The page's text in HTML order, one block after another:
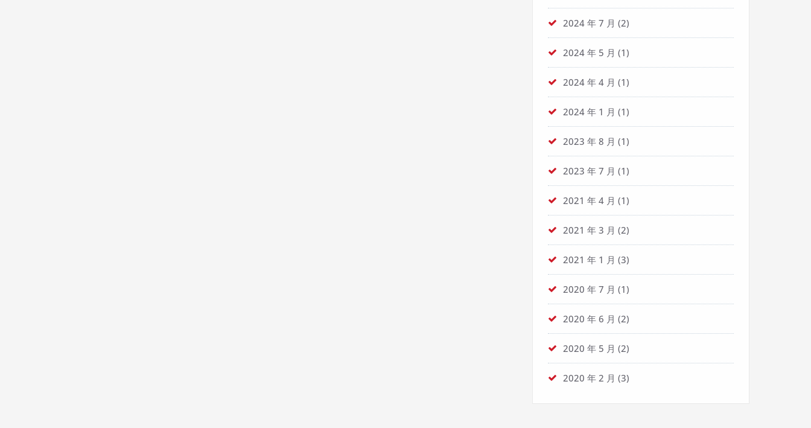
2024 年 7 月 (2)
2024 年 5 月 (1)
2024 年 4 月 (1)
2024 年 1 月 (1)
2023 年 8 月 (1)
2023 年 7 月 (1)
2021 年 4 月 (1)
2021 年 3 月 (2)
2021 年 1 月 (3)
2020 年 7 月 (1)
2020 年 6 月 (2)
2020 年 5 月 (2)
2020 年 2 月 (3)